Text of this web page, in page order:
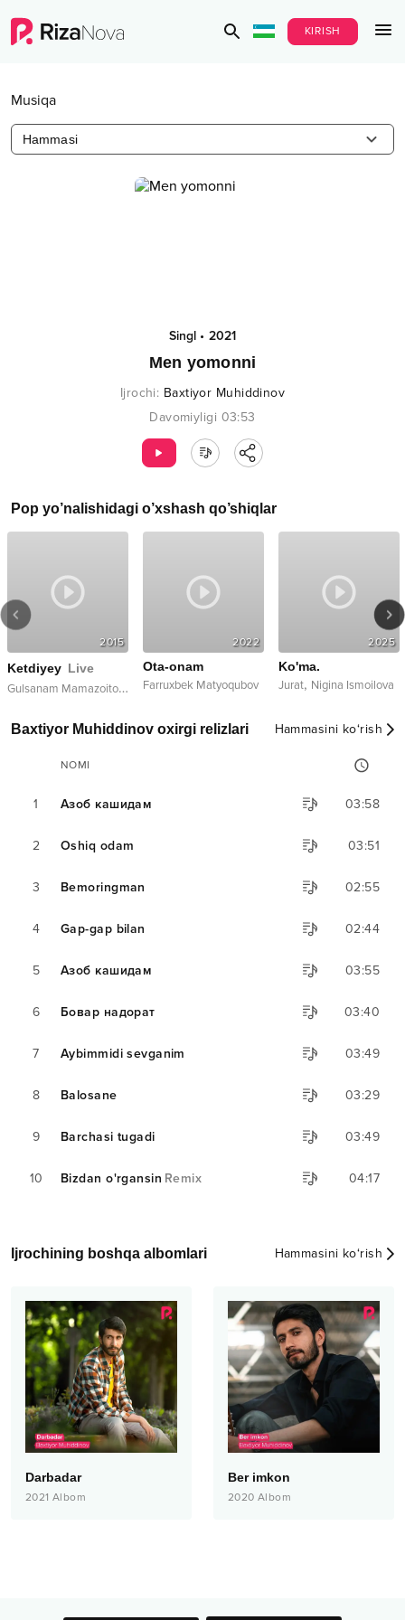
KIRISH
Musiqa
Hammasi
Singl • 2021
Men yomonni
Ijrochi: Baxtiyor Muhiddinov
Davomiyligi 03:53
Pop yo’nalishidagi o’xshash qo’shiqlar
Live
G
ulsanam Mamazoitova
Ota-onam
Farruxbek Matyoqubov
Jurat,Nigina Ismoilova
Og'abek
Baxtiyor Muhiddinov oxirgi relizlari Hammasini ko‘rish
NOMI
1 Азоб кашидам 03:58
2 Oshiq odam 03:51
3 Bemoringman 02:55
4 Gap-gap bilan 02:44
5 Азоб кашидам 03:55
6 Бовар надорат 03:40
7 Aybimmidi sevganim 03:49
8 Balosane 03:29
9 Barchasi tugadi 03:49
10 Bizdan o'rgansin Remix 04:17
Ijrochining boshqa albomlari Hammasini ko‘rish
Darbadar
2021 Albom
Ber imkon
2020 Albom